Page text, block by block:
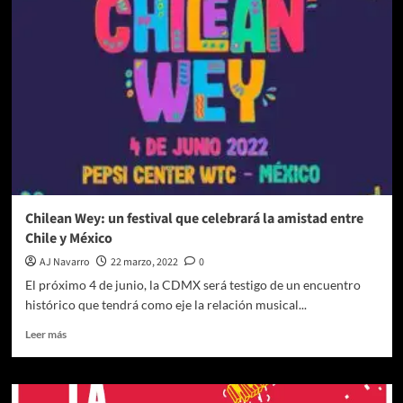
musical
Chilean Wey: un festival que celebrará la amistad entre
Chile y México
AJ Navarro 22 marzo, 2022
0
El próximo 4 de junio, la CDMX será testigo de un encuentro
histórico que tendrá como eje la relación musical...
Leer másLeer
Chilean
Wey: